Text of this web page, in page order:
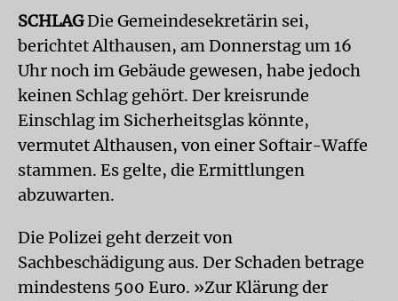
SCHLAGDie Gemeindesekretärin sei,
berichtet Althausen, am Donnerstag um 16
Uhr noch im Gebäude gewesen, habe jedoch
keinen Schlag gehört. Der kreisrunde
Einschlag im Sicherheitsglas könnte,
vermutet Althausen, von einer Softair-Waffe
stammen. Es gelte, die Ermittlungen
abzuwarten.
Die Polizei geht derzeit von
Sachbeschädigung aus. Der Schaden betrage
mindestens 500 Euro. »Zur Klärung der